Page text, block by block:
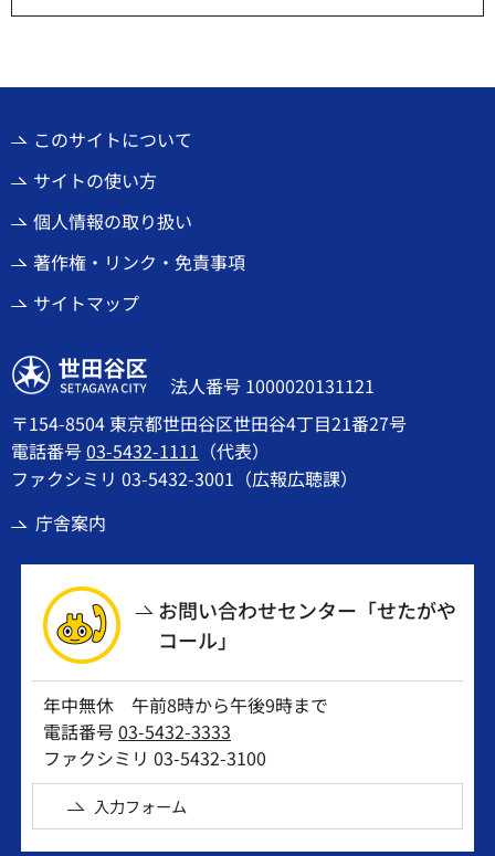
このサイトについて
サイトの使い方
個人情報の取り扱い
著作権・リンク・免責事項
サイトマップ
世田谷区
法人番号 1000020131121
〒154-8504 東京都世田谷区世田谷4丁目21番27号
電話番号03-5432-1111 （代表）
ファクシミリ 03-5432-3001（広報広聴課）
庁舎案内
お問い合わせセンター「せたがや
コール」
年中無休 午前8時から午後9時まで
電話番号03-5432-3333
ファクシミリ 03-5432-3100
入力フォーム